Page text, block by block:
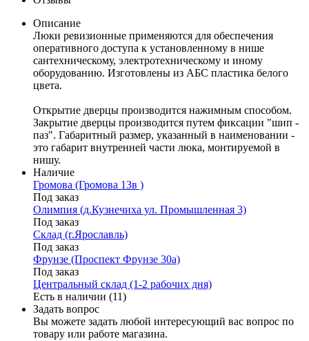
Описание
Люки ревизионные применяются для обеспечения
оперативного доступа к установленному в нише
сантехническому, электротехническому и иному
оборудованию. Изготовлены из АБС пластика белого
цвета.
Открытие дверцы производится нажимным способом.
Закрытие дверцы производится путем фиксации "шип -
паз". Габаритный размер, указанный в наименовании -
это габарит внутренней части люка, монтируемой в
нишу.
Наличие
Громова (Громова 13в )
Под заказ
Олимпия (д.Кузнечиха ул. Промышленная 3)
Под заказ
Склад (г.Ярославль)
Под заказ
Фрунзе (Проспект Фрунзе 30а)
Под заказ
Центральный склад (1-2 рабочих дня)
Есть в наличии (11)
Задать вопрос
Вы можете задать любой интересующий вас вопрос по
товару или работе магазина.